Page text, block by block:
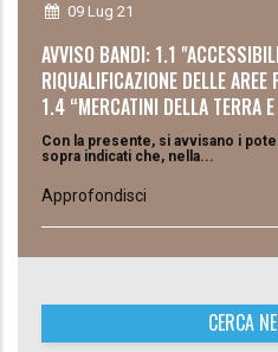
09 Lug 21
AVVISO BANDI: 1.1
RIQUALIFICAZIONE DELLE
1.4 “MERCATINI DELLA TERRA
Con la presente, si avvisano i
sopra indicati che, nella...
Approfondisci
CERCA